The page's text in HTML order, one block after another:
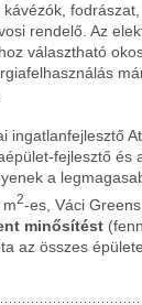
rendelő. Az
választható
ingatlanfejlesztő
fejlesztő és
a
2-es, Váci
minősítést
az összes